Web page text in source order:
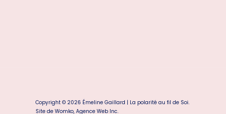
Copyright © 2026 Émeline Gaillard | La polarité au fil de Soi.
Site de Womko, Agence Web Inc.